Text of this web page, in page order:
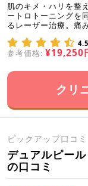
肌のキメ・ハリを整
ートロトーニングを
るレーザー治療。痛
参考価格: ¥19,250
クリ
ピックアップ口コミ
デュアルピー
の口コミ